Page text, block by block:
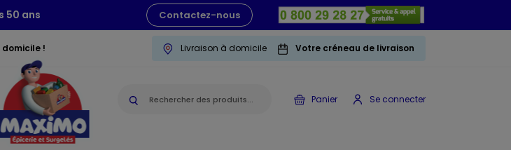
50 ans Contactez-nous
! Livraison à domicile Votre créneau de livraison
Panier Se connecter